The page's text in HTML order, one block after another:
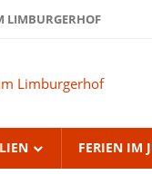
LIMBURGERHOF
FERIEN IM